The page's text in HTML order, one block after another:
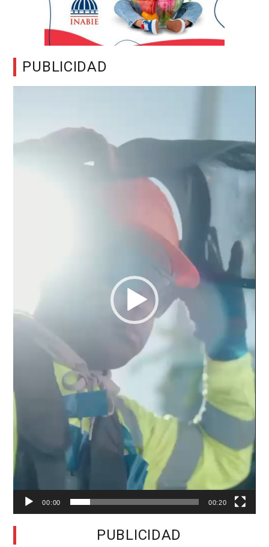
PUBLICIDAD
00:00 00:20
PUBLICIDAD